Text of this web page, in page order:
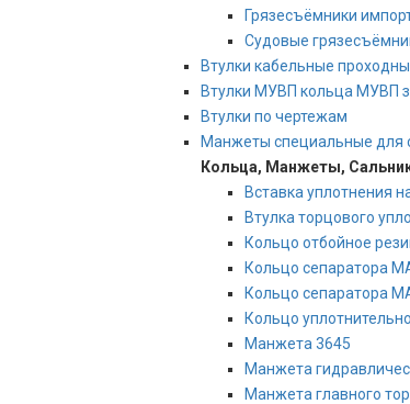
Грязесъёмники
Судовые
Втулки кабельные
Втулки МУВП кольца МУВП
Втулки по чертежам
Манжеты специальные для
Кольца, Манжеты,
Вставка уплотнения
Втулка торцового
Кольцо отбойное
Кольцо сепаратора
Кольцо сепаратора
Кольцо
Манжета 3645
Манжета
Манжета главного